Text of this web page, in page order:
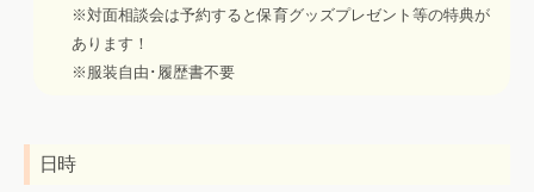
※対面相談会は予約すると保育グッズプレゼント等の特典が
あります！
※服装自由･履歴書不要
日時